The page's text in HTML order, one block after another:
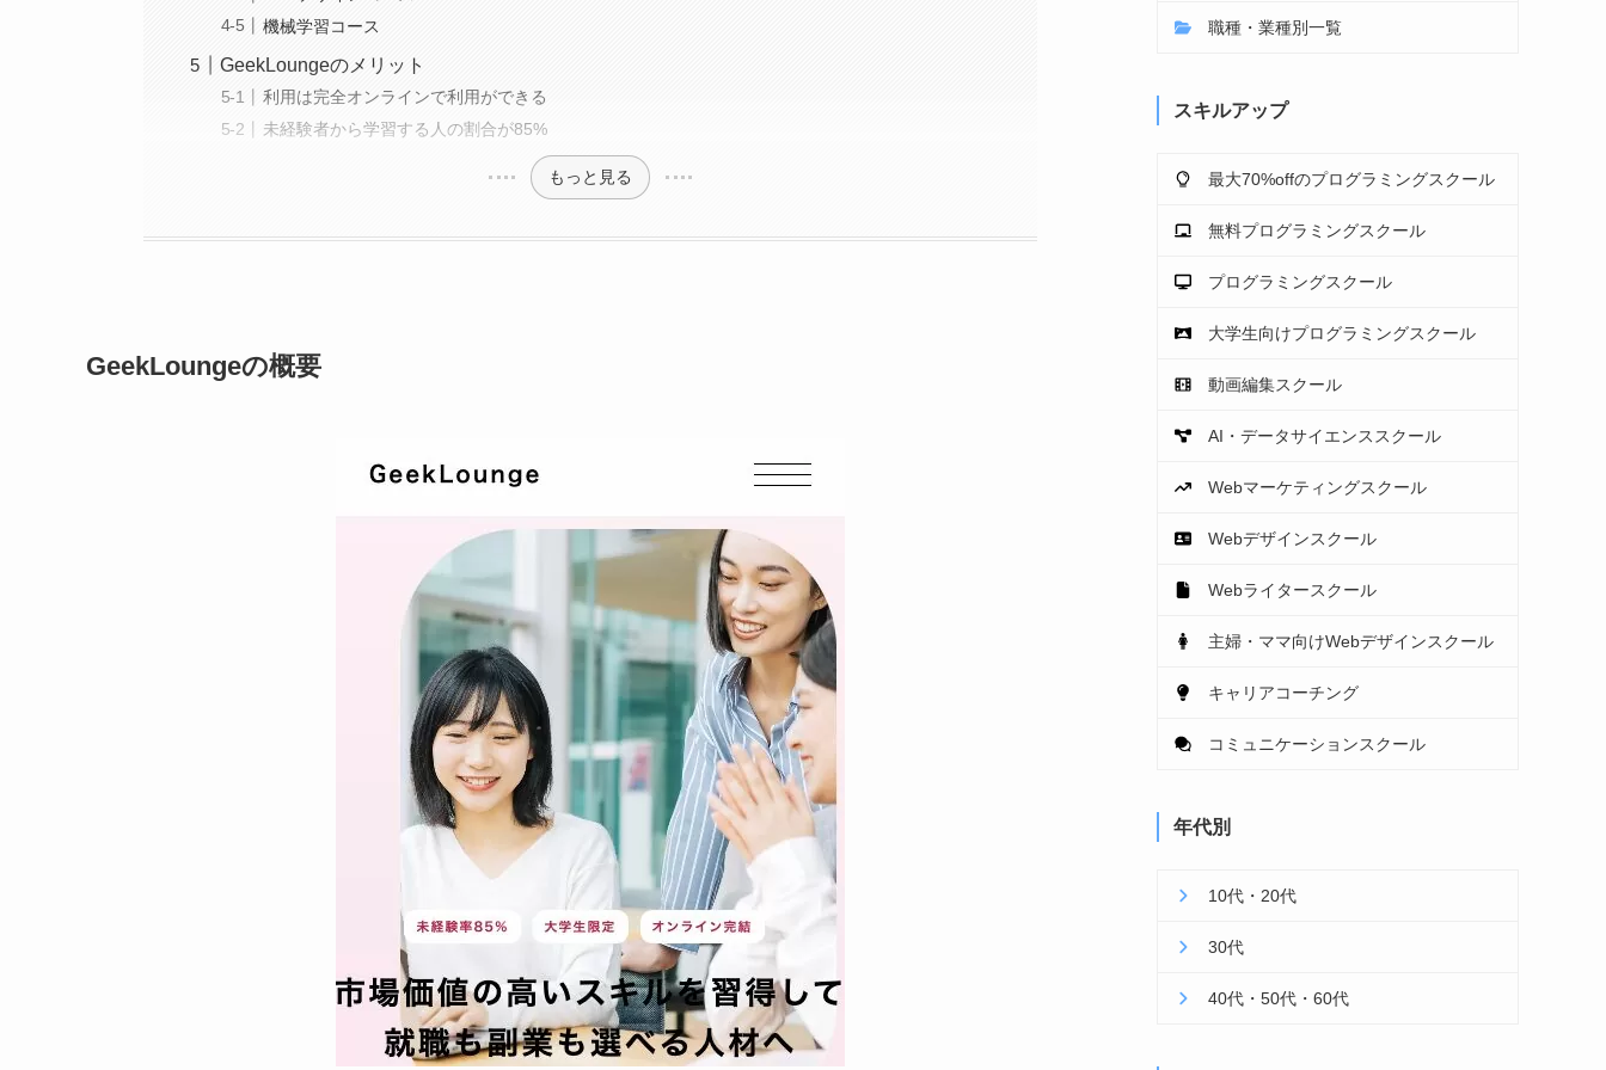
機械学習コース
GeekLoungeのメリット
利用は完全オンラインで利用ができる
未経験者から学習する人の割合が85%
もっと見る
GeekLoungeの概要
職種・業種別一覧
スキルアップ
最大70%offのプログラミングスクール
無料プログラミングスクール
プログラミングスクール
大学生向けプログラミングスクール
動画編集スクール
AI・データサイエンススクール
Webマーケティングスクール
Webデザインスクール
Webライタースクール
主婦・ママ向けWebデザインスクール
キャリアコーチング
コミュニケーションスクール
年代別
10代・20代
30代
40代・50代・60代